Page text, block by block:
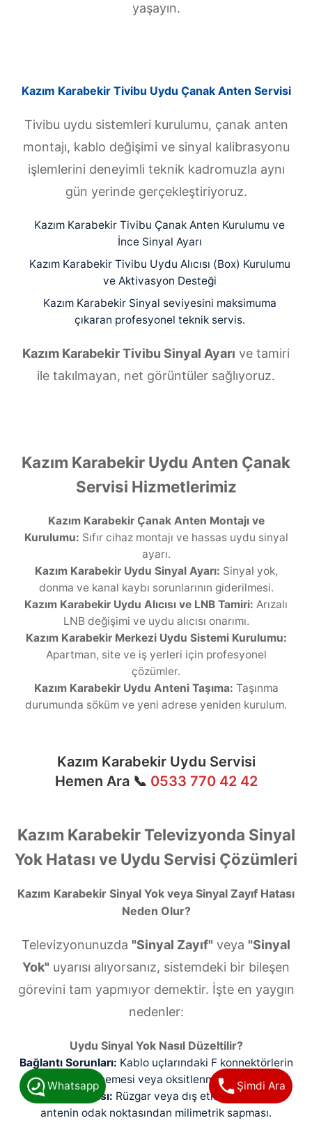
yaşayın.
Kazım Karabekir Tivibu Uydu Çanak Anten Servisi
Tivibu uydu sistemleri kurulumu, çanak anten
montajı, kablo değişimi ve sinyal kalibrasyonu
işlemlerini deneyimli teknik kadromuzla aynı
gün yerinde gerçekleştiriyoruz.
Kazım Karabekir Tivibu Çanak Anten Kurulumu ve
İnce Sinyal Ayarı
Kazım Karabekir Tivibu Uydu Alıcısı (Box) Kurulumu
ve Aktivasyon Desteği
Kazım Karabekir Sinyal seviyesini maksimuma
çıkaran profesyonel teknik servis.
Kazım Karabekir Tivibu Sinyal Ayarı ve tamiri
ile takılmayan, net görüntüler sağlıyoruz.
Kazım Karabekir Uydu Anten Çanak
Servisi Hizmetlerimiz
Kazım Karabekir Çanak Anten Montajı ve
Kurulumu: Sıfır cihaz montajı ve hassas uydu sinyal
ayarı.
Kazım Karabekir Uydu Sinyal Ayarı: Sinyal yok,
donma ve kanal kaybı sorunlarının giderilmesi.
Kazım Karabekir Uydu Alıcısı ve LNB Tamiri: Arızalı
LNB değişimi ve uydu alıcısı onarımı.
Kazım Karabekir Merkezi Uydu Sistemi Kurulumu:
Apartman, site ve iş yerleri için profesyonel
çözümler.
Kazım Karabekir Uydu Anteni Taşıma: Taşınma
durumunda söküm ve yeni adrese yeniden kurulum.
Kazım Karabekir Uydu Servisi
Hemen Ara 📞 0533 770 42 42
Kazım Karabekir Televizyonda Sinyal
Yok Hatası ve Uydu Servisi Çözümleri
Kazım Karabekir Sinyal Yok veya Sinyal Zayıf Hatası
Neden Olur?
Televizyonunuzda "Sinyal Zayıf" veya "Sinyal
Yok" uyarısı alıyorsanız, sistemdeki bir bileşen
görevini tam yapmıyor demektir. İşte en yaygın
nedenler:
Uydu Sinyal Yok Nasıl Düzeltilir?
Bağlantı Sorunları: Kablo uçlarındaki F konnektörlerin
gevşemesi veya oksitlenmesi.
Anten Kayması: Rüzgar veya dış etkenlerle çanak
antenin odak noktasından milimetrik sapması.
Şimdi Ara
Whatsapp